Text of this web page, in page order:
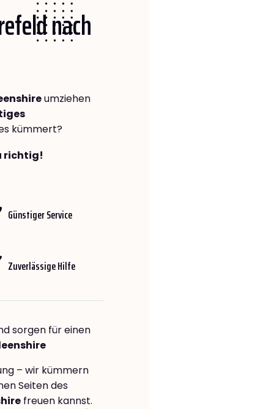
nach
umziehen
kümmert?
richtig!
Günstiger Service
Zuverlässige Hilfe
sorgen für einen
– wir kümmern
Seiten des
freuen kannst.